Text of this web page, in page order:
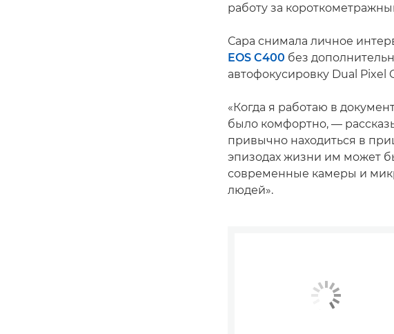
работу за
Сара снимала личное
EOS C400 без
автофокусировку Dual Pixel
«Когда я работаю в
было комфортно, —
привычно находиться в
эпизодах жизни им может
современные камеры и
людей».